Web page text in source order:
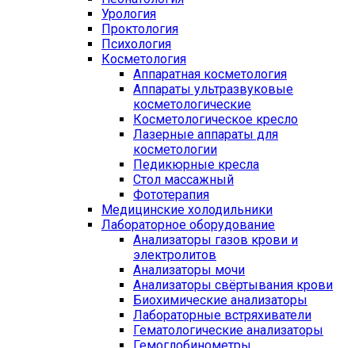
Урология
Проктология
Психология
Косметология
Аппаратная косметология
Аппараты ультразвуковые
косметологические
Косметологическое кресло
Лазерные аппараты для
косметологии
Педикюрные кресла
Стол массажный
Фототерапия
Медицинские холодильники
Лабораторное оборудование
Анализаторы газов крови и
электролитов
Анализаторы мочи
Анализаторы свёртывания крови
Биохимические анализаторы
Лабораторные встряхиватели
Гематологические анализаторы